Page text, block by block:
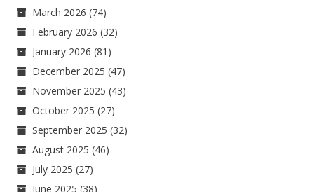
March 2026 (74)
February 2026 (32)
January 2026 (81)
December 2025 (47)
November 2025 (43)
October 2025 (27)
September 2025 (32)
August 2025 (46)
July 2025 (27)
June 2025 (38)